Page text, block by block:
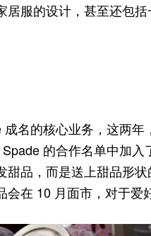
居服的设计，甚至还包
名的核心业务，这两
的合作名单中加
甜品，而是送上甜品形
会在 10 月面市，对于爱